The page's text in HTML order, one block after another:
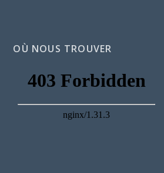
OÙ NOUS TROUVER